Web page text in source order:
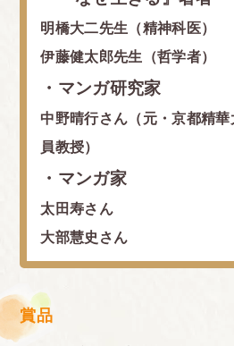
明橋大二先生（精神科医）
伊藤健太郎先生（哲学者）
・マンガ研究家
中野晴行さん（元・京都精
員教授）
・マンガ家
太田寿さん
大部慧史さん
賞品